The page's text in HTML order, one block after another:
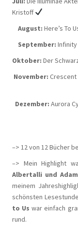
Kristoff
August: Here’s To
September: Infinity
Oktober: Der
November: Crescent
Dezember: Aurora
–> 12 von 12 Bücher
–> Mein Highlight
Albertalli und
meinem
schönsten
to Us war einfach
rund.